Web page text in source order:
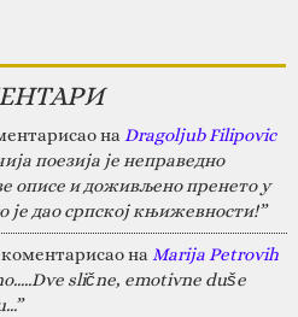
на Dragoljub Filipovic
поезија је неправедно
описе и доживљено пренето у
је дао српској књижевности!”
на Marija Petrovih
slične, emotivne duše